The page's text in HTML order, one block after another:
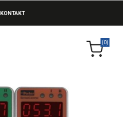
KONTAKT
(0)